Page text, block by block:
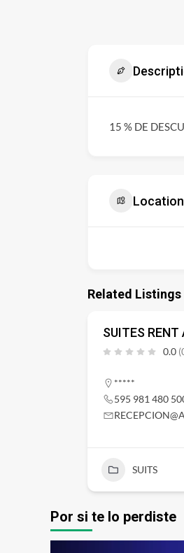
15 % DE
Location
Related Listings
SUITES RENT
0.0
*****
595 981 480
SUITS
Por si te lo perdiste